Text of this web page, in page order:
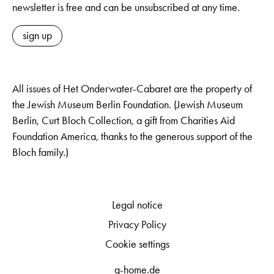
newsletter is free and can be unsubscribed at any time.
sign up
All issues of Het Onderwater-Cabaret are the property of
the Jewish Museum Berlin Foundation. (Jewish Museum
Berlin, Curt Bloch Collection, a gift from Charities Aid
Foundation America, thanks to the generous support of the
Bloch family.)
q-home.de
Legal notice
Privacy Policy
Cookie settings